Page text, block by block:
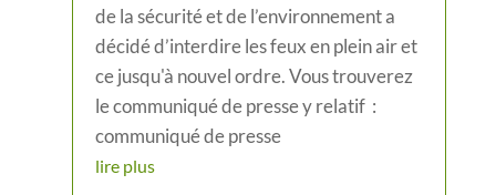
de la sécurité et de l’environnement a
décidé d’interdire les feux en plein air et
ce jusqu'à nouvel ordre. Vous trouverez
le communiqué de presse y relatif :
communiqué de presse
lire plus